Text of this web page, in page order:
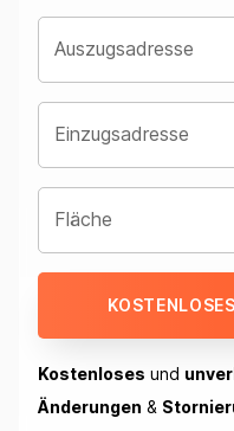
Auszugsadresse
Einzugsadresse
Fläche
Kostenloses und
Änderungen &